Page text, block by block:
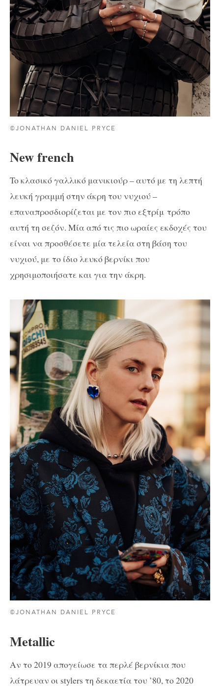
©JONATHAN DANIEL PRYCE
Νew french
To κλασικό γαλλικό μανικιούρ – αυτό με τη λεπτή
λευκή γραμμή στην άκρη του νυχιού –
επαναπροσδιορίζεται με τον πιοεξτρίμ τρόπο
αυτή τη σεζόν. Μία από τις πιο ωραίες εκδοχές του
είναι να προσθέσετε μία τελεία στη βάση του
νυχιού, με το ίδιο λευκό βερνίκι που
χρησιμοποιήσατε και για την άκρη.
©JONATHAN DANIEL PRYCE
Metallic
Aν το 2019 απογείωσε τα περλέ βερνίκια που
λάτρευαν οι stylers τη δεκαετία του ’80, το 2020